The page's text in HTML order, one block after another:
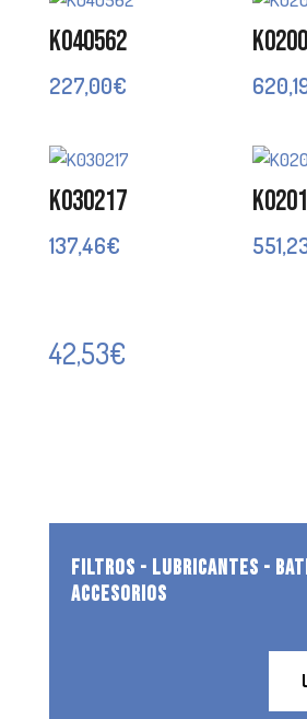
K040562
227,00€
K030217
137,46€
42,53€
FILTROS - LUBRICANTES -
ACCESORIOS